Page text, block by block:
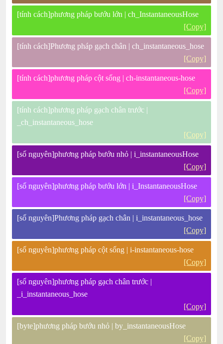
[tính cách]phương pháp bướu lớn | ch_InstantaneousHose
[Copy]
[tính cách]Phương pháp gạch chân | ch_instantaneous_hose
[Copy]
[tính cách]phương pháp cột sống | ch-instantaneous-hose
[Copy]
[tính cách]phương pháp gạch chân trước |
_ch_instantaneous_hose
[Copy]
[số nguyên]phương pháp bướu nhỏ | i_instantaneousHose
[Copy]
[số nguyên]phương pháp bướu lớn | i_InstantaneousHose
[Copy]
[số nguyên]Phương pháp gạch chân | i_instantaneous_hose
[Copy]
[số nguyên]phương pháp cột sống | i-instantaneous-hose
[Copy]
[số nguyên]phương pháp gạch chân trước |
_i_instantaneous_hose
[Copy]
[byte]phương pháp bướu nhỏ | by_instantaneousHose
[Copy]